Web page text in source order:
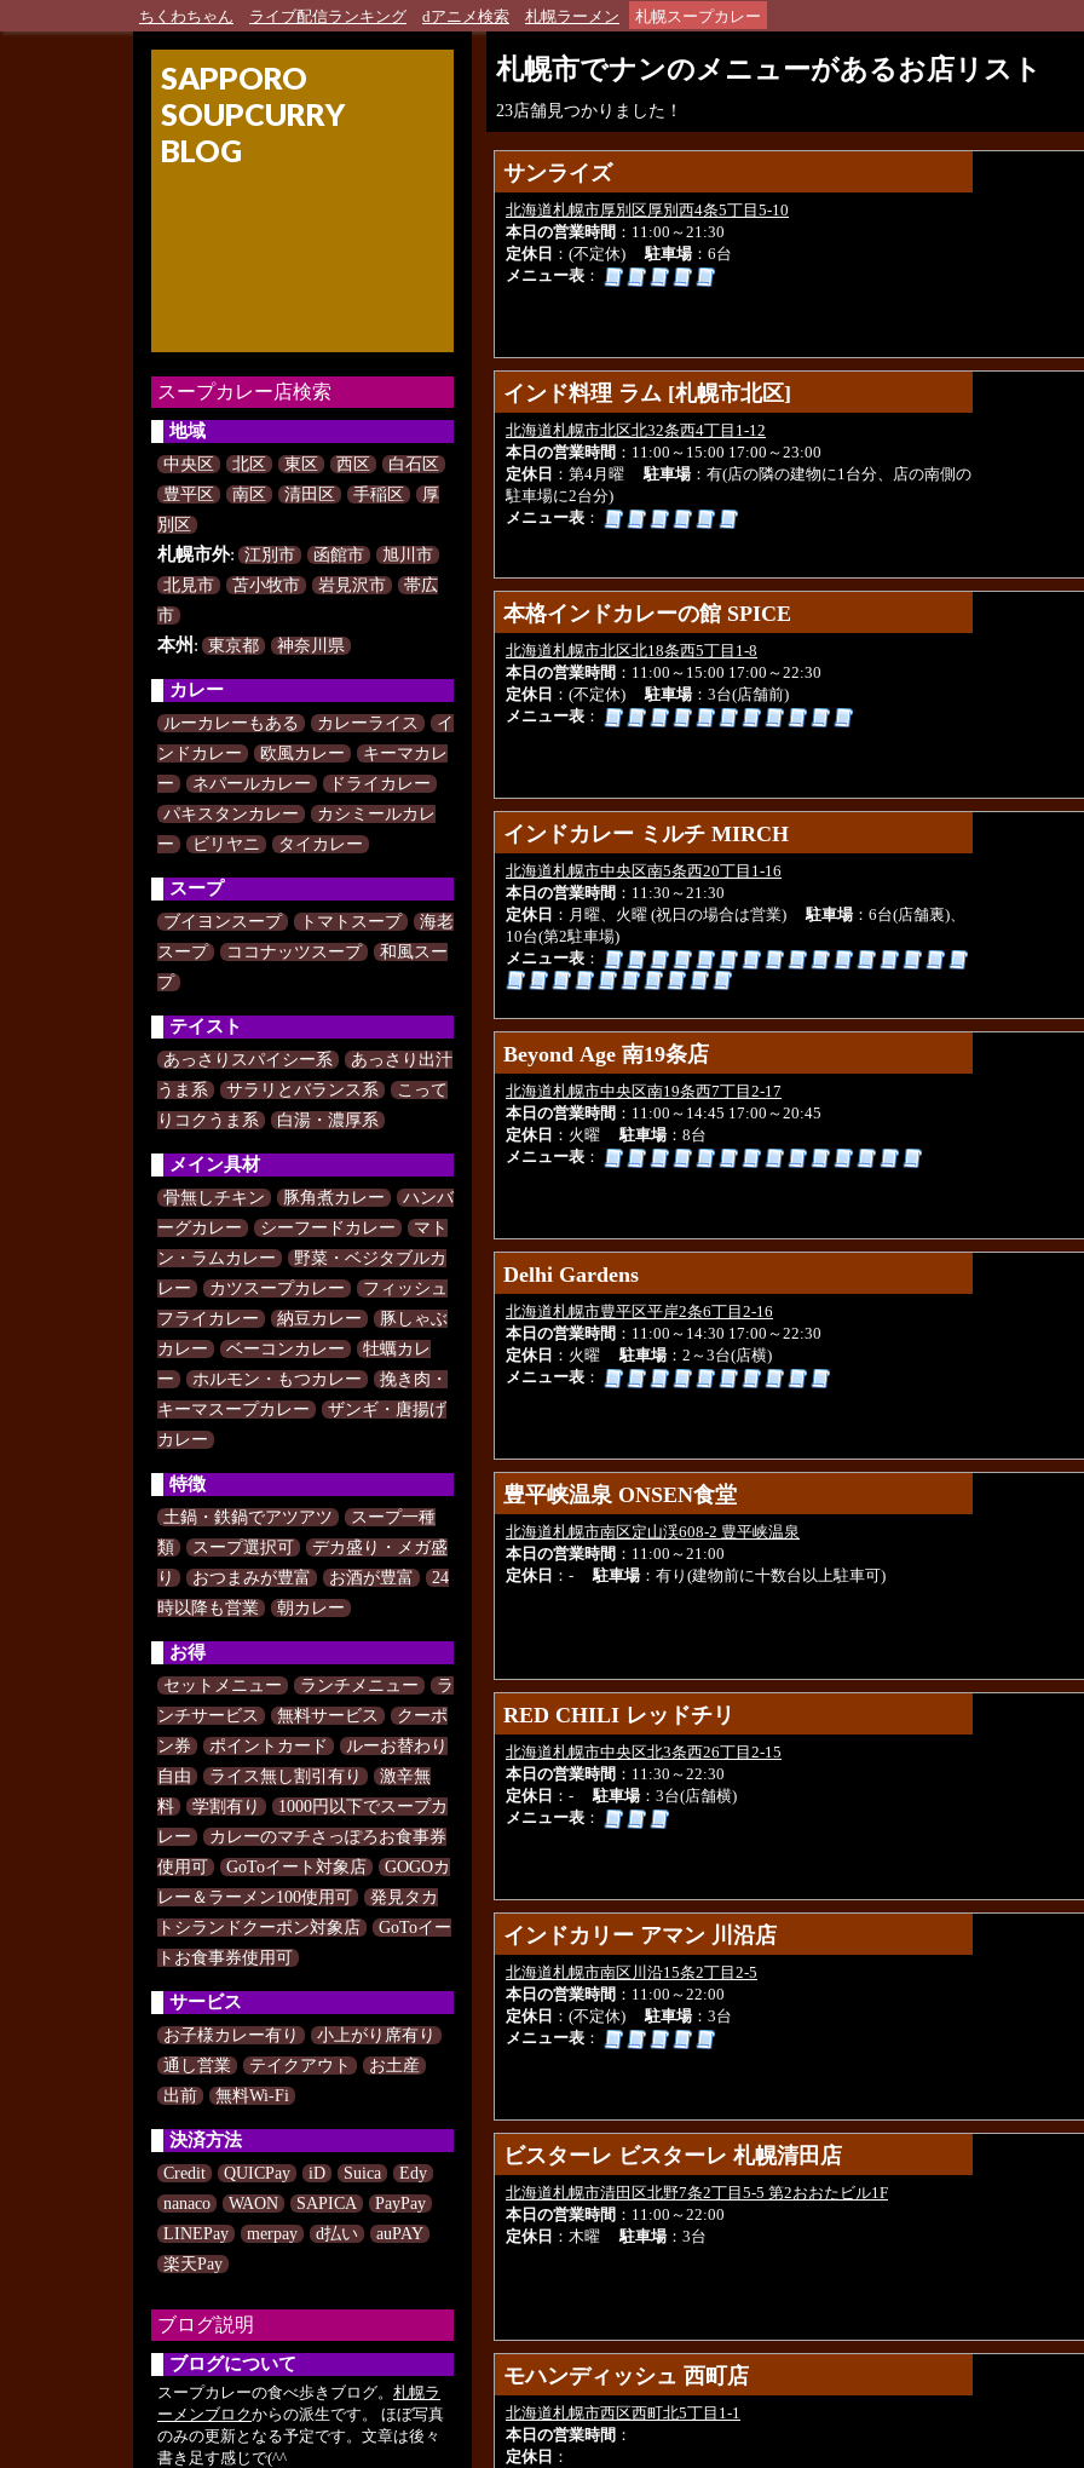
ちくわちゃん ライブ配信ランキング dアニメ検索 札幌ラーメン 札幌スープカレー
SAPPORO
SOUPCURRY
BLOG
スープカレー店検索
地域
中央区 北区 東区 西区
白石区
豊平区
南区 清田区 手稲区
厚
別区
札幌市外: 江別市 函館市
旭川市
北見市
苫小牧市 岩見沢市
帯広
市
本州: 東京都 神奈川県
カレー
ルーカレーもある カレーライス
イ
ンドカレー
欧風カレー
キーマカレ
ー
ネパールカレー
ドライカレー
パキスタンカレー
カシミールカレ
ー
ビリヤニ タイカレー
スープ
ブイヨンスープ トマトスープ
海老
スープ
ココナッツスープ
和風スー
プ
テイスト
あっさりスパイシー系
あっさり出汁
うま系
サラリとバランス系
こって
りコクうま系
白湯・濃厚系
メイン具材
骨無しチキン 豚角煮カレー
ハンバ
ーグカレー
シーフードカレー
マト
ン・ラムカレー
野菜・ベジタブルカ
レー
カツスープカレー
フィッシュ
フライカレー
納豆カレー
豚しゃぶ
カレー
ベーコンカレー
牡蠣カレ
ー
ホルモン・もつカレー
挽き肉・
キーマスープカレー
ザンギ・唐揚げ
カレー
特徴
土鍋・鉄鍋でアツアツ
スープ一種
類
スープ選択可
デカ盛り・メガ盛
り
おつまみが豊富 お酒が豊富
24
時以降も営業
朝カレー
お得
セットメニュー ランチメニュー
ラ
ンチサービス
無料サービス
クーポ
ン券
ポイントカード
ルーお替わり
自由
ライス無し割引有り
激辛無
料
学割有り
1000円以下でスープカ
レー
カレーのマチさっぽろお食事券
使用可
GoToイート対象店
GOGOカ
レー＆ラーメン100使用可
発見タカ
トシランドクーポン対象店
GoToイー
トお食事券使用可
サービス
お子様カレー有り
小上がり席有り
通し営業
テイクアウト
お土産
出前
無料Wi-Fi
決済方法
Credit QUICPay iD Suica
Edy
nanaco
WAON SAPICA
PayPay
LINEPay
merpay d払い
auPAY
楽天Pay
ブログ説明
ブログについて
スープカレーの食べ歩きブログ。 札幌ラ
ーメンブロクからの派生です。 ほぼ写真
のみの更新となる予定です。文章は後々
書き足す感じで(^^ゞ
札幌市でナンのメニューがあるお店リスト
23店舗見つかりました！
サンライズ
サンライズ
北海道札幌市厚別区厚別西4条5丁目5-10
本日の営業時間 ：11:00～21:30
定休日
：(不定休)駐車場：6台
メニュー表 ：
インド料理 ラム [札幌市北区]
インド料理 ラム [札幌市北区]
北海道札幌市北区北32条西4丁目1-12
本日の営業時間 ：11:00～15:00 17:00～23:00
定休日
：第4月曜駐車場：有(店の隣の建物に1台分、店の南側の
駐車場に2台分)
メニュー表 ：
本格インドカレーの館 SPICE
本格インドカレーの館 SPICE
北海道札幌市北区北18条西5丁目1-8
本日の営業時間 ：11:00～15:00 17:00～22:30
定休日
：(不定休)駐車場：3台(店舗前)
メニュー表 ：
インドカレー ミルチ MIRCH
インドカレー ミルチ MIRCH
北海道札幌市中央区南5条西20丁目1-16
本日の営業時間 ：11:30～21:30
定休日
：月曜、火曜 (祝日の場合は営業)駐車場：6台(店舗裏)、
10台(第2駐車場)
メニュー表 ：
Beyond Age 南19条店
Beyond Age 南19条店
北海道札幌市中央区南19条西7丁目2-17
本日の営業時間 ：11:00～14:45 17:00～20:45
定休日
：火曜駐車場：8台
メニュー表 ：
Delhi Gardens
Delhi Gardens
北海道札幌市豊平区平岸2条6丁目2-16
本日の営業時間 ：11:00～14:30 17:00～22:30
定休日
：火曜駐車場：2～3台(店横)
メニュー表 ：
豊平峡温泉 ONSEN食堂
豊平峡温泉 ONSEN食堂
北海道札幌市南区定山渓608-2 豊平峡温泉
本日の営業時間 ：11:00～21:00
定休日
：-駐車場：有り(建物前に十数台以上駐車可)
RED CHILI レッドチリ
RED CHILI レッドチリ
北海道札幌市中央区北3条西26丁目2-15
本日の営業時間 ：11:30～22:30
定休日
：-駐車場：3台(店舗横)
メニュー表 ：
インドカリー アマン 川沿店
インドカリー アマン 川沿店
北海道札幌市南区川沿15条2丁目2-5
本日の営業時間 ：11:00～22:00
定休日
：(不定休)駐車場：3台
メニュー表 ：
ビスターレ ビスターレ 札幌清田店
ビスターレ ビスターレ 札幌清田店
北海道札幌市清田区北野7条2丁目5-5 第2おおたビル1F
本日の営業時間 ：11:00～22:00
定休日
：木曜駐車場：3台
モハンディッシュ 西町店
モハンディッシュ 西町店
北海道札幌市西区西町北5丁目1-1
本日の営業時間 ：
定休日 ：